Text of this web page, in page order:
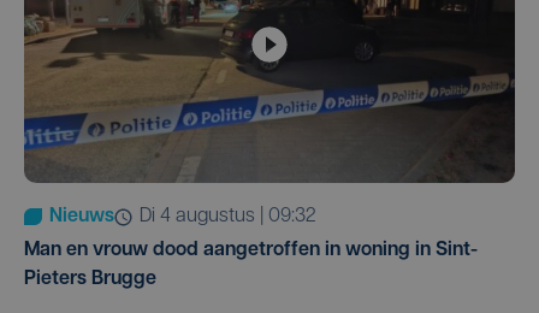
Nieuws
di 4 augustus | 09:32
Man en vrouw dood aangetroffen in woning in Sint-
Pieters Brugge